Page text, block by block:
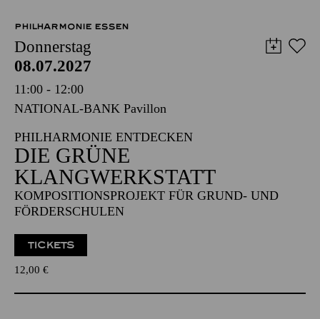
PHILHARMONIE ESSEN
Donnerstag
08.07.2027
11:00 - 12:00
NATIONAL-BANK Pavillon
PHILHARMONIE ENTDECKEN
DIE GRÜNE
KLANGWERKSTATT
KOMPOSITIONSPROJEKT FÜR GRUND- UND
FÖRDERSCHULEN
TICKETS
12,00 €